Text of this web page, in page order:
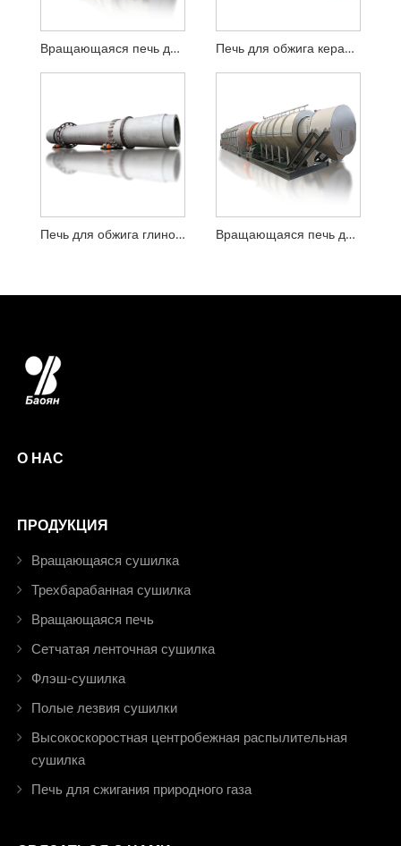
Вращающаяся печь для обжига кварцевого песка Печь для обжига керамического песка
Печь для обжига глинозема Вращающаяся печь для обжига литий-железо-фосфата
О НАС
ПРОДУКЦИЯ
Вращающаяся сушилка
Трехбарабанная сушилка
Вращающаяся печь
Сетчатая ленточная сушилка
Флэш-сушилка
Полые лезвия сушилки
Высокоскоростная центробежная распылительная
сушилка
Печь для сжигания природного газа